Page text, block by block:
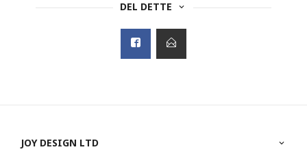
DEL DETTE
JOY DESIGN LTD